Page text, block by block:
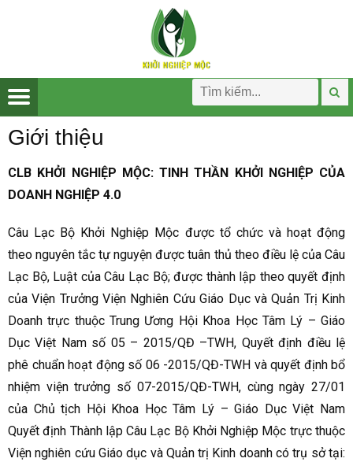
Giới thiệu
CLB KHỞI NGHIỆP MỘC: TINH THẦN KHỞI NGHIỆP CỦA
DOANH NGHIỆP 4.0
Câu Lạc Bộ Khởi Nghiệp Mộc được tổ chức và hoạt động
theo nguyên tắc tự nguyện được tuân thủ theo điều lệ của Câu
Lạc Bộ, Luật của Câu Lạc Bộ; được thành lập theo quyết định
của Viện Trưởng Viện Nghiên Cứu Giáo Dục và Quản Trị Kinh
Doanh trực thuộc Trung Ương Hội Khoa Học Tâm Lý – Giáo
Dục Việt Nam số 05 – 2015/QĐ –TWH, Quyết định điều lệ
phê chuẩn hoạt động số 06 -2015/QĐ-TWH và quyết định bổ
nhiệm viện trưởng số 07-2015/QĐ-TWH, cùng ngày 27/01
của Chủ tịch Hội Khoa Học Tâm Lý – Giáo Dục Việt Nam
Quyết định Thành lập Câu Lạc Bộ Khởi Nghiệp Mộc trực thuộc
Viện nghiên cứu Giáo dục và Quản trị Kinh doanh có trụ sở tại: